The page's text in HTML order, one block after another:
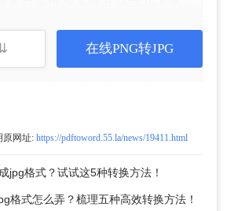
且压缩质量选项较少。
大师为例）：
览器中打开在线转换网站：
在线PNG转JPG
原网址: https://pdftoword.55.la/news/19411.html
jpg格式？试试这5种转换方法！
格式怎么弄？梳理五种高效转换方法！